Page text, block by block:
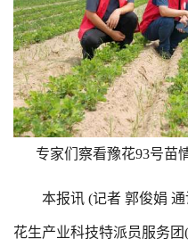
专家们察看豫花93号苗
本报讯 (记者 郭俊娟 通
花生产业科技特派员服务